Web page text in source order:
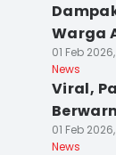
Warga
01 Feb
News
Viral,
01 Feb 2026,
News